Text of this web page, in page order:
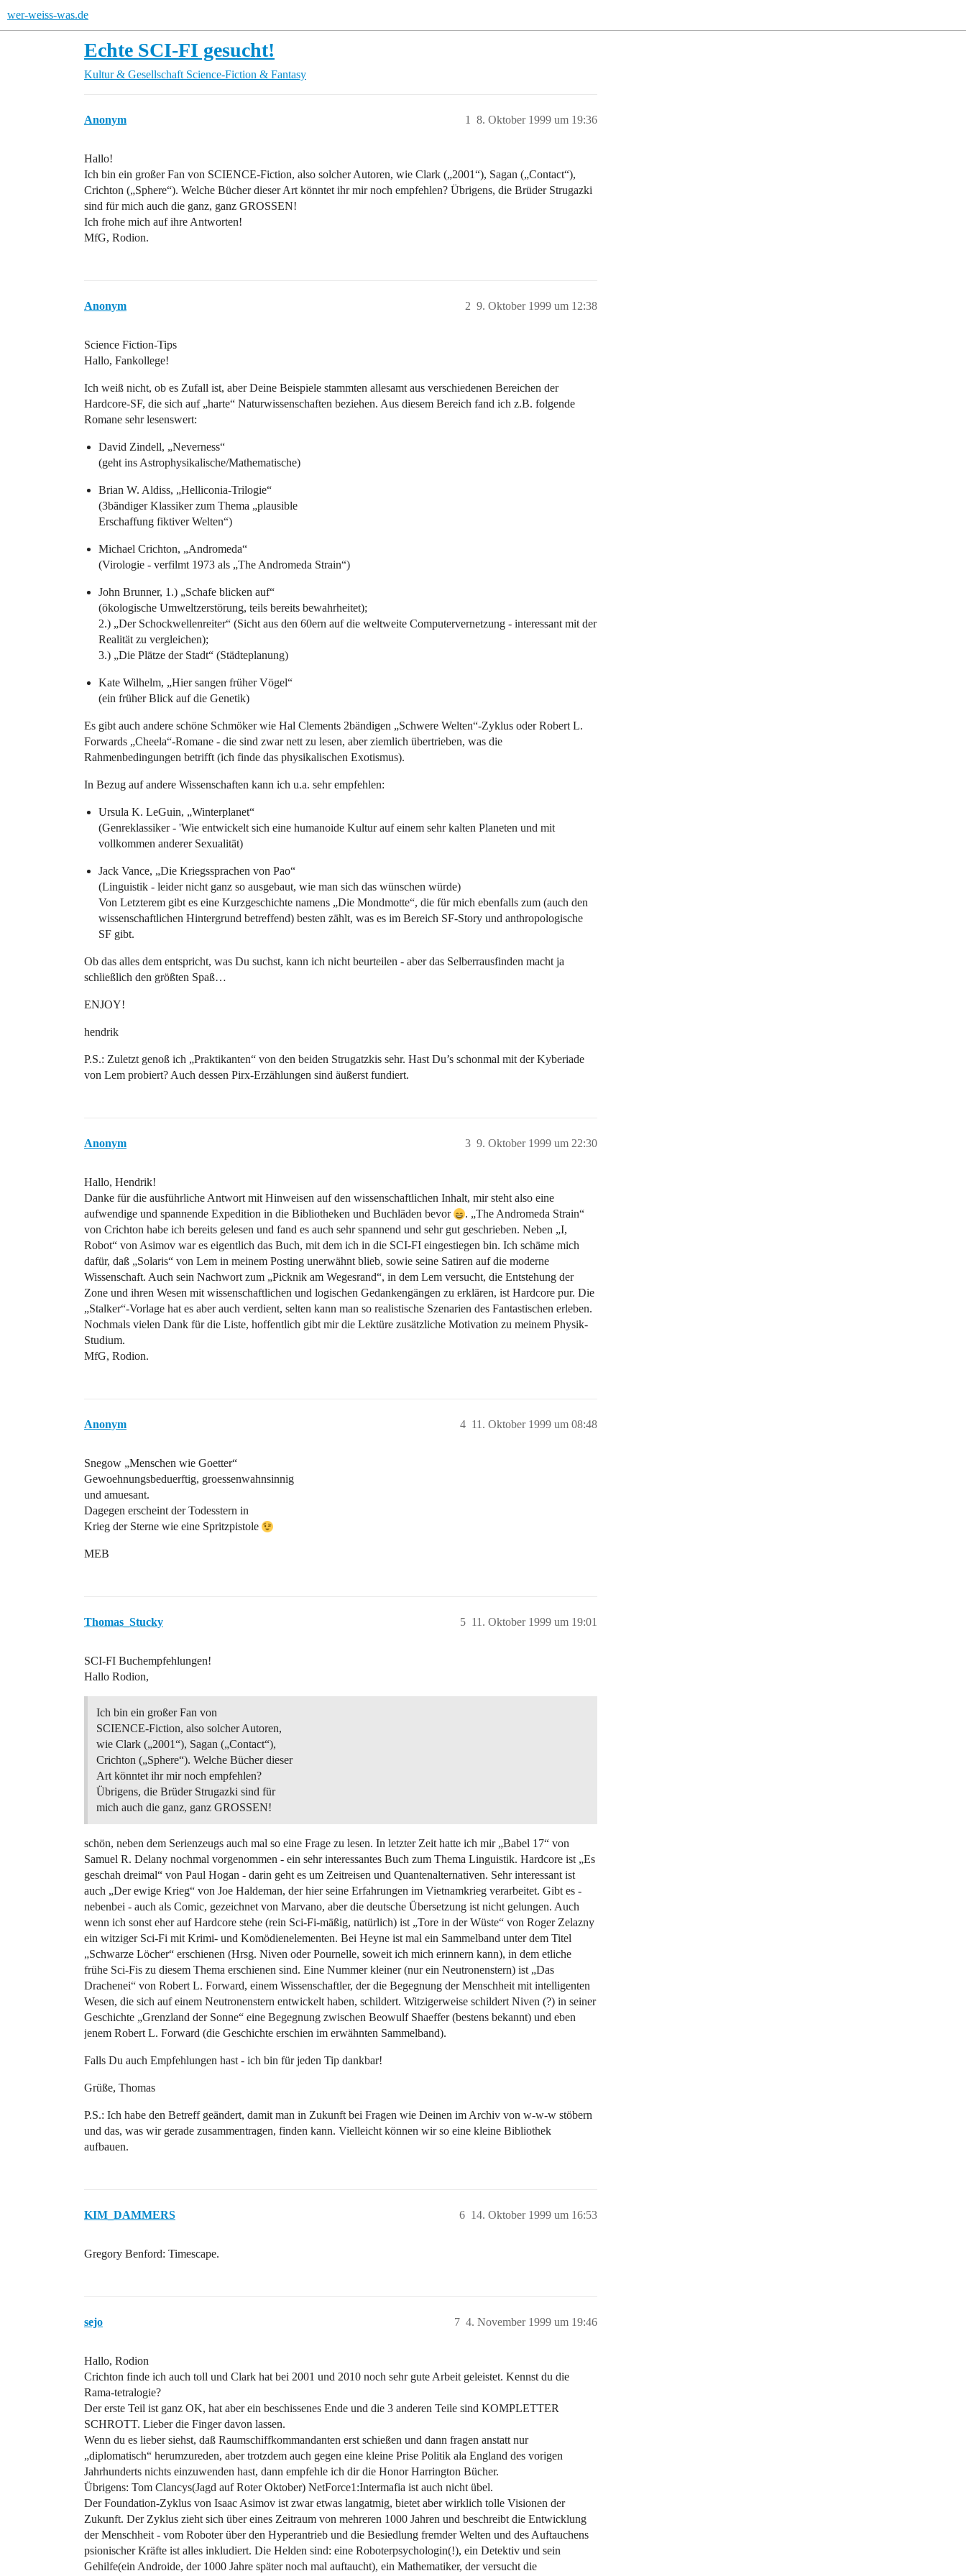
wer-weiss-was.de
Echte SCI-FI gesucht!
Kultur & Gesellschaft Science-Fiction & Fantasy
Anonym 8. Oktober 1999 um 19:36
1
Hallo!
Ich bin ein großer Fan von SCIENCE-Fiction, also solcher Autoren, wie Clark („2001“), Sagan („Contact“),
Crichton („Sphere“). Welche Bücher dieser Art könntet ihr mir noch empfehlen? Übrigens, die Brüder Strugazki
sind für mich auch die ganz, ganz GROSSEN!
Ich frohe mich auf ihre Antworten!
MfG, Rodion.
Anonym 9. Oktober 1999 um 12:38
2
Science Fiction-Tips
Hallo, Fankollege!
Ich weiß nicht, ob es Zufall ist, aber Deine Beispiele stammten allesamt aus verschiedenen Bereichen der
Hardcore-SF, die sich auf „harte“ Naturwissenschaften beziehen. Aus diesem Bereich fand ich z.B. folgende
Romane sehr lesenswert:
David Zindell, „Neverness“
(geht ins Astrophysikalische/Mathematische)
Brian W. Aldiss, „Helliconia-Trilogie“
(3bändiger Klassiker zum Thema „plausible
Erschaffung fiktiver Welten“)
Michael Crichton, „Andromeda“
(Virologie - verfilmt 1973 als „The Andromeda Strain“)
John Brunner, 1.) „Schafe blicken auf“
(ökologische Umweltzerstörung, teils bereits bewahrheitet);
2.) „Der Schockwellenreiter“ (Sicht aus den 60ern auf die weltweite Computervernetzung - interessant mit der
Realität zu vergleichen);
3.) „Die Plätze der Stadt“ (Städteplanung)
Kate Wilhelm, „Hier sangen früher Vögel“
(ein früher Blick auf die Genetik)
Es gibt auch andere schöne Schmöker wie Hal Clements 2bändigen „Schwere Welten“-Zyklus oder Robert L.
Forwards „Cheela“-Romane - die sind zwar nett zu lesen, aber ziemlich übertrieben, was die
Rahmenbedingungen betrifft (ich finde das physikalischen Exotismus).
In Bezug auf andere Wissenschaften kann ich u.a. sehr empfehlen:
Ursula K. LeGuin, „Winterplanet“
(Genreklassiker - 'Wie entwickelt sich eine humanoide Kultur auf einem sehr kalten Planeten und mit
vollkommen anderer Sexualität)
Jack Vance, „Die Kriegssprachen von Pao“
(Linguistik - leider nicht ganz so ausgebaut, wie man sich das wünschen würde)
Von Letzterem gibt es eine Kurzgeschichte namens „Die Mondmotte“, die für mich ebenfalls zum (auch den
wissenschaftlichen Hintergrund betreffend) besten zählt, was es im Bereich SF-Story und anthropologische
SF gibt.
Ob das alles dem entspricht, was Du suchst, kann ich nicht beurteilen - aber das Selberrausfinden macht ja
schließlich den größten Spaß…
ENJOY!
hendrik
P.S.: Zuletzt genoß ich „Praktikanten“ von den beiden Strugatzkis sehr. Hast Du’s schonmal mit der Kyberiade
von Lem probiert? Auch dessen Pirx-Erzählungen sind äußerst fundiert.
Anonym 9. Oktober 1999 um 22:30
3
Hallo, Hendrik!
Danke für die ausführliche Antwort mit Hinweisen auf den wissenschaftlichen Inhalt, mir steht also eine
aufwendige und spannende Expedition in die Bibliotheken und Buchläden bevor
. „The Andromeda Strain“
von Crichton habe ich bereits gelesen und fand es auch sehr spannend und sehr gut geschrieben. Neben „I,
Robot“ von Asimov war es eigentlich das Buch, mit dem ich in die SCI-FI eingestiegen bin. Ich schäme mich
dafür, daß „Solaris“ von Lem in meinem Posting unerwähnt blieb, sowie seine Satiren auf die moderne
Wissenschaft. Auch sein Nachwort zum „Picknik am Wegesrand“, in dem Lem versucht, die Entstehung der
Zone und ihren Wesen mit wissenschaftlichen und logischen Gedankengängen zu erklären, ist Hardcore pur. Die
„Stalker“-Vorlage hat es aber auch verdient, selten kann man so realistische Szenarien des Fantastischen erleben.
Nochmals vielen Dank für die Liste, hoffentlich gibt mir die Lektüre zusätzliche Motivation zu meinem Physik-
Studium.
MfG, Rodion.
Anonym 11. Oktober 1999 um 08:48
4
Snegow „Menschen wie Goetter“
Gewoehnungsbeduerftig, groessenwahnsinnig
und amuesant.
Dagegen erscheint der Todesstern in
Krieg der Sterne wie eine Spritzpistole
MEB
Thomas_Stucky 11. Oktober 1999 um 19:01
5
SCI-FI Buchempfehlungen!
Hallo Rodion,
Ich bin ein großer Fan von
SCIENCE-Fiction, also solcher Autoren,
wie Clark („2001“), Sagan („Contact“),
Crichton („Sphere“). Welche Bücher dieser
Art könntet ihr mir noch empfehlen?
Übrigens, die Brüder Strugazki sind für
mich auch die ganz, ganz GROSSEN!
schön, neben dem Serienzeugs auch mal so eine Frage zu lesen. In letzter Zeit hatte ich mir „Babel 17“ von
Samuel R. Delany nochmal vorgenommen - ein sehr interessantes Buch zum Thema Linguistik. Hardcore ist „Es
geschah dreimal“ von Paul Hogan - darin geht es um Zeitreisen und Quantenalternativen. Sehr interessant ist
auch „Der ewige Krieg“ von Joe Haldeman, der hier seine Erfahrungen im Vietnamkrieg verarbeitet. Gibt es -
nebenbei - auch als Comic, gezeichnet von Marvano, aber die deutsche Übersetzung ist nicht gelungen. Auch
wenn ich sonst eher auf Hardcore stehe (rein Sci-Fi-mäßig, natürlich) ist „Tore in der Wüste“ von Roger Zelazny
ein witziger Sci-Fi mit Krimi- und Komödienelementen. Bei Heyne ist mal ein Sammelband unter dem Titel
„Schwarze Löcher“ erschienen (Hrsg. Niven oder Pournelle, soweit ich mich erinnern kann), in dem etliche
frühe Sci-Fis zu diesem Thema erschienen sind. Eine Nummer kleiner (nur ein Neutronenstern) ist „Das
Drachenei“ von Robert L. Forward, einem Wissenschaftler, der die Begegnung der Menschheit mit intelligenten
Wesen, die sich auf einem Neutronenstern entwickelt haben, schildert. Witzigerweise schildert Niven (?) in seiner
Geschichte „Grenzland der Sonne“ eine Begegnung zwischen Beowulf Shaeffer (bestens bekannt) und eben
jenem Robert L. Forward (die Geschichte erschien im erwähnten Sammelband).
Falls Du auch Empfehlungen hast - ich bin für jeden Tip dankbar!
Grüße, Thomas
P.S.: Ich habe den Betreff geändert, damit man in Zukunft bei Fragen wie Deinen im Archiv von w-w-w stöbern
und das, was wir gerade zusammentragen, finden kann. Vielleicht können wir so eine kleine Bibliothek
aufbauen.
KIM_DAMMERS 14. Oktober 1999 um 16:53
6
Gregory Benford: Timescape.
sejo 4. November 1999 um 19:46
7
Hallo, Rodion
Crichton finde ich auch toll und Clark hat bei 2001 und 2010 noch sehr gute Arbeit geleistet. Kennst du die
Rama-tetralogie?
Der erste Teil ist ganz OK, hat aber ein beschissenes Ende und die 3 anderen Teile sind KOMPLETTER
SCHROTT. Lieber die Finger davon lassen.
Wenn du es lieber siehst, daß Raumschiffkommandanten erst schießen und dann fragen anstatt nur
„diplomatisch“ herumzureden, aber trotzdem auch gegen eine kleine Prise Politik ala England des vorigen
Jahrhunderts nichts einzuwenden hast, dann empfehle ich dir die Honor Harrington Bücher.
Übrigens: Tom Clancys(Jagd auf Roter Oktober) NetForce1:Intermafia ist auch nicht übel.
Der Foundation-Zyklus von Isaac Asimov ist zwar etwas langatmig, bietet aber wirklich tolle Visionen der
Zukunft. Der Zyklus zieht sich über eines Zeitraum von mehreren 1000 Jahren und beschreibt die Entwicklung
der Menschheit - vom Roboter über den Hyperantrieb und die Besiedlung fremder Welten und des Auftauchens
psionischer Kräfte ist alles inkludiert. Die Helden sind: eine Roboterpsychologin(!), ein Detektiv und sein
Gehilfe(ein Androide, der 1000 Jahre später noch mal auftaucht), ein Mathematiker, der versucht die